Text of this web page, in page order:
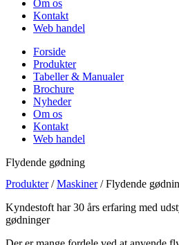
Om os
Kontakt
Web handel
Forside
Produkter
Tabeller & Manualer
Brochure
Nyheder
Om os
Kontakt
Web handel
Flydende gødning
Produkter/Maskiner/ Flydende
Kyndestoft har 30 års erfaring med
gødninger